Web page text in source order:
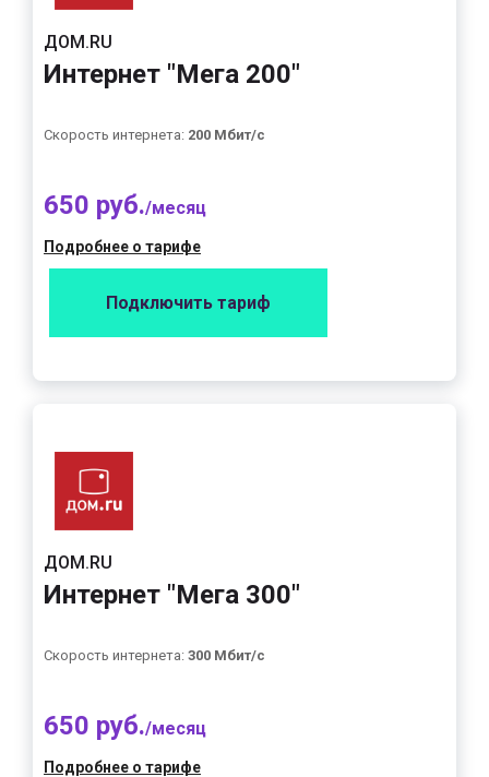
ДОМ.RU
Интернет "Мега 200"
Скорость интернета: 200 Мбит/с
650 руб./месяц
Подробнее о тарифе
Подключить тариф
ДОМ.RU
Интернет "Мега 300"
Скорость интернета: 300 Мбит/с
650 руб./месяц
Подробнее о тарифе